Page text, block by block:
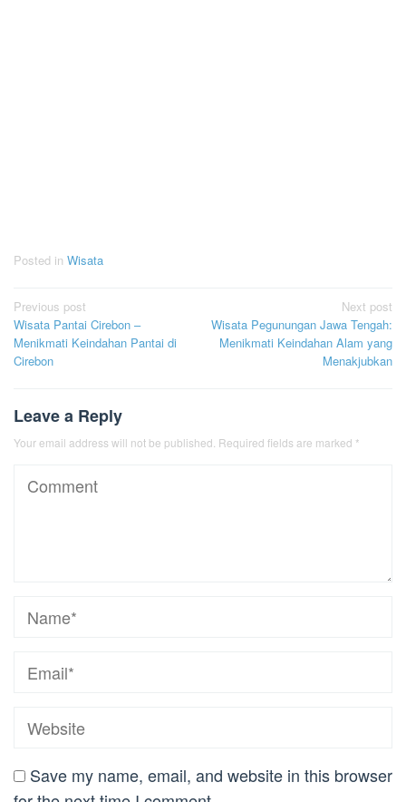
Posted in Wisata
Post
navigation
Previous post
Wisata Pantai Cirebon –
Menikmati Keindahan Pantai di
Cirebon
Next post
Wisata Pegunungan Jawa Tengah:
Menikmati Keindahan Alam yang
Menakjubkan
Leave a Reply
Your email address will not be published. Required fields are marked *
Save my name, email, and website in this browser